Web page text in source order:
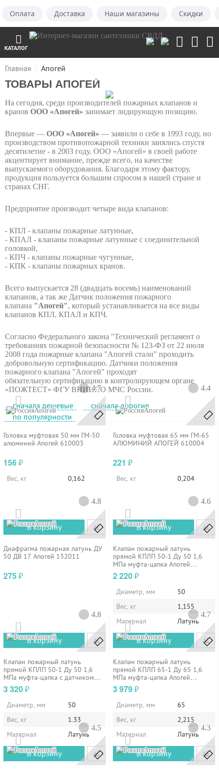
Оплата Доставка Наши магазины Скидки
КАТАЛОГ
Главная Апогей
ТОВАРЫ АПОГЕЙ
На сегодня, среди производителей пожарных клапанов и
кранов ООО «Апогей» занимает лидирующую позицию.
Впервые — ООО «Апогей» — заявили о себе в 1993 году, но
производством противопожарной техники занялись спустя
десятилетие - в 2003 году. ООО «Апогей» в своей работе
акцентирует внимание, прежде всего, на качестве
выпускаемого оборудования. Благодаря этому фактору,
продукция пользуется большим спросом в нашей стране и
странах СНГ.
Предприятие производит четыре вида клапанов:
- КПЛ - клапаны пожарные латунные,
- КПАЛ - клапаны пожарные латунные с соединительной
головкой,
- КПЧ - клапаны пожарные чугунные,
- КПК - клапаны пожарных кранов.
Всего выпускается 28 (двадцать восемь) наименований
клапанов, а так же Датчик положения пожарного
клапана "Апогей", который устанавливается на все виды
клапанов КПЛ, КПАЛ и КПЧ.
Согласно Федерального закона "Технический регламент о
требованиях пожарной безопасности № 123-ФЗ от 22 июля
2008 года пожарные клапана "Апогей стали" проходить
добровольную сертификацию. Датчики положения
пожарного клапана "Апогей" проходят
обязательную сертификацию в контролирующем органе
«ПОЖТЕСТ» ФГУ ВНИИПО МЧС России.
сначала дешевые
сначала дорогие
по популярности
Апогей
4.7
Головка муфтовая 50 мм ГМ-50
алюминий Апогей 610003
156₽
Вес, кг 0,162
В корзину
Апогей
4.4
Головка муфтовая 65 мм ГМ-65
АЛЮМИНИЙ АПОГЕЙ 610004
221 ₽
Вес, кг 0,204
В корзину
Апогей
4.8
Диафрагма пожарная латунь ДУ
50 ДВ 17 Апогей 132011
275₽
В корзину
Апогей
4.6
Клапан пожарный латунь
прямой КПЛП 50-1 Ду 50 1,6
МПа муфта-цапка Апогей
110017
2 220₽
Диаметр, мм
50
Вес, кг
1,155
Материал
Латунь
В корзину
Апогей
4.8
Клапан пожарный латунь
прямой КПЛП 50-1 Ду 50 1,6
МПа муфта-цапка с датчиком
положения ДППК 20,5 Апогей
110018
3 320₽
Диаметр, мм
50
Вес, кг
1.33
Материал
Латунь
В корзину
Апогей
4.7
Клапан пожарный латунь
прямой КПЛП 65-1 Ду 65 1,6
МПа муфта-цапка Апогей
110019
3 979₽
Диаметр, мм
65
Вес, кг
2,215
Материал
Латунь
В корзину
Апогей
4.5
Апогей
4.3